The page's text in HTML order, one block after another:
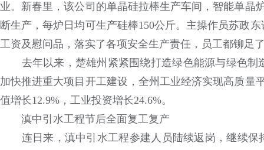
业。新春里，该公司的单晶硅拉棒生产车间，智能单晶
断生产，每炉日均可生产硅棒150公斤。主操作员苏政
工资及慰问品，落实了各项安全生产责任，员工都铆足
去年以来，楚雄州紧紧围绕打造绿色能源与绿色制
加快推进重大项目开工建设，全州工业经济实现高质量
值增长12.9%，工业投资增长24.6%。
滇中引水工程节后全面复工复产
连日来，滇中引水工程参建人员陆续返岗，继续保